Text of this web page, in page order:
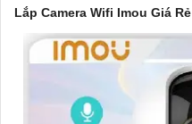
Lắp Camera Wifi Imou Giá Rẻ